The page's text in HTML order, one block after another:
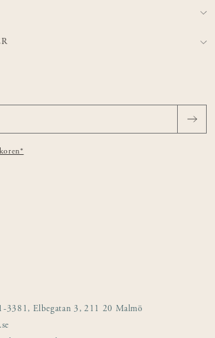
3381, Elbegatan 3, 211 20 Malmö